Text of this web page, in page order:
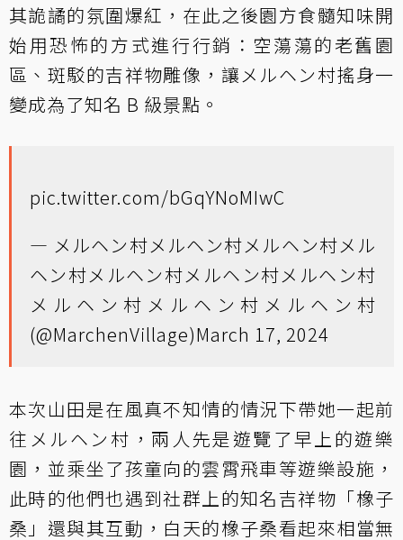
其詭譎的氛圍爆紅，在此之後園方食髓知味開
始用恐怖的方式進行行銷：空蕩蕩的老舊園
區、斑駁的吉祥物雕像，讓メルヘン村搖身一
變成為了知名 B 級景點。
pic.twitter.com/bGqYNoMIwC
— メルヘン村メルヘン村メルヘン村メル
ヘン村メルヘン村メルヘン村メルヘン村
メルヘン村メルヘン村メルヘン村
(@MarchenVillage)March 17, 2024
本次山田是在風真不知情的情況下帶她一起前
往メルヘン村，兩人先是遊覽了早上的遊樂
園，並乘坐了孩童向的雲霄飛車等遊樂設施，
此時的他們也遇到社群上的知名吉祥物「橡子
桑」還與其互動，白天的橡子桑看起來相當無